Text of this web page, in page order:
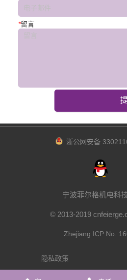
*留言
浙公网安备
宁波菲尔格机电科
© 2013-2019
Zhejiang ICP No.
隐私政策